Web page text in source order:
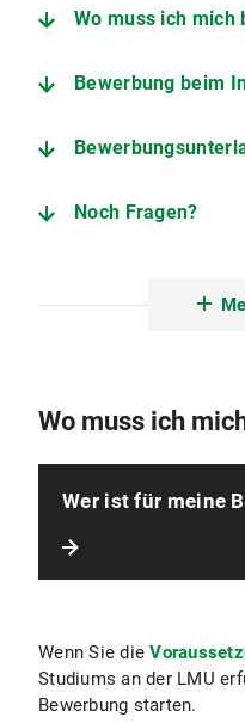
Wo muss ich mich
Bewerbung beim
Noch Fragen?
Wo muss ich
Wer ist für meine
Wenn Sie die
Studiums an der LMU
Bewerbung starten.